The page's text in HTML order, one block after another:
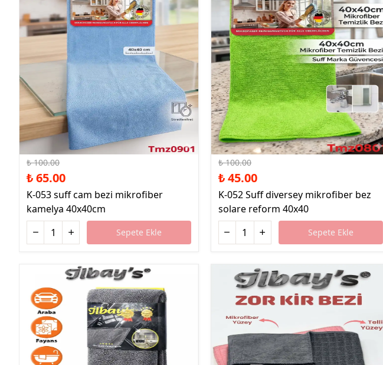
%35 İndirim
₺ 100.00
₺ 65.00
K-053 suff cam bezi mikrofiber
kamelya 40x40cm
Sepete Ekle
%55 İndirim
₺ 100.00
₺ 45.00
K-052 Suff diversey mikrofiber bez
solare reform 40x40
Sepete Ekle